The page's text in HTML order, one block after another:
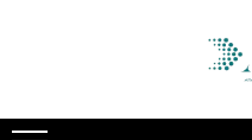
Casa